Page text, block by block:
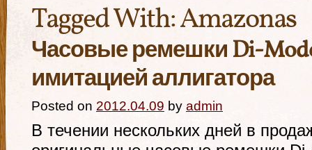
Tagged With:Amazonas
Часовые ремешки Di-
имитацией аллигатора
Posted on 2012.04.09 by admin
В течении нескольких дней в